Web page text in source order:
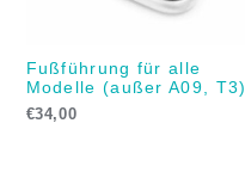
Fußführung für alle
Modelle (außer A09, T3)
€34,00